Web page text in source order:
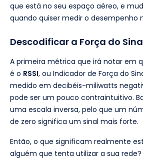
que está no seu espaço aéreo, e
quando quiser medir o desempenho
Descodificar a Força do
A primeira métrica que irá notar em
é o RSSI, ou Indicador de Força do
medido em decibéis-miliwatts
pode ser um pouco contraintuitivo.
uma escala inversa, pelo que um
de zero significa um sinal mais forte.
Então, o que significam realmente
alguém que tenta utilizar a sua rede?